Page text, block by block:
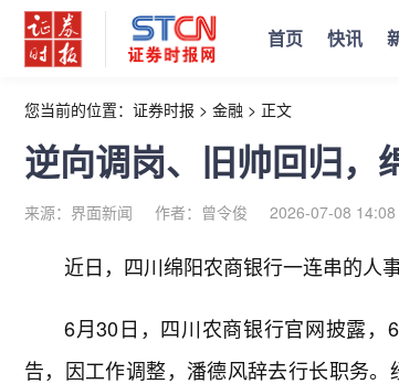
首页 快讯
您当前的位置： 证券时报 > 金融 > 正文
逆向调岗、旧帅回归，
来源：界面新闻 作者：曾令俊 2026-07-08 14:08
近日，四川绵阳农商银行一连串的人
6月30日，四川农商银行官网披露
告，因工作调整，潘德风辞去行长职务